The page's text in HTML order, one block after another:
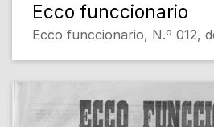
Ecco funccionario
Ecco funccionario, N.º 012,